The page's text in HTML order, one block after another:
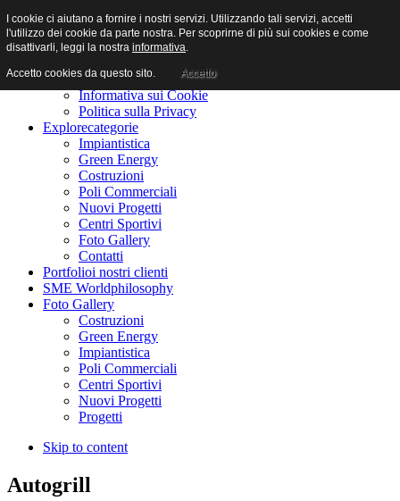
Homebenvenuti
Informativa sui Cookie
Politica sulla Privacy
Explorecategorie
Impiantistica
Green Energy
Costruzioni
Poli Commerciali
Nuovi Progetti
Centri Sportivi
Foto Gallery
Contatti
Portfolioi nostri clienti
SME Worldphilosophy
Foto Gallery
Costruzioni
Green Energy
Impiantistica
Poli Commerciali
Centri Sportivi
Nuovi Progetti
Progetti
Skip to content
Autogrill
I cookie ci aiutano a fornire i nostri servizi. Utilizzando tali servizi, accetti
l'utilizzo dei cookie da parte nostra. Per scoprirne di più sui cookies e come
disattivarli, leggi la nostra informativa.
Accetto cookies da questo sito. Accetto